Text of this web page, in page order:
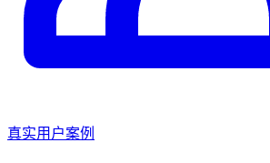
真实用户案例